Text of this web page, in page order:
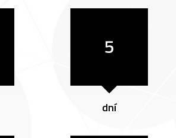
5
dní